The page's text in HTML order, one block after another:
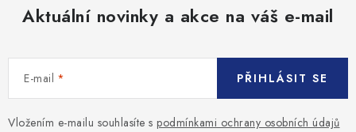
i
u
Aktuální novinky a akce na váš e-mail
E-mail
Vložením e-mailu souhlasíte s podmínkami ochrany osobních údajů
PŘIHLÁSIT SE